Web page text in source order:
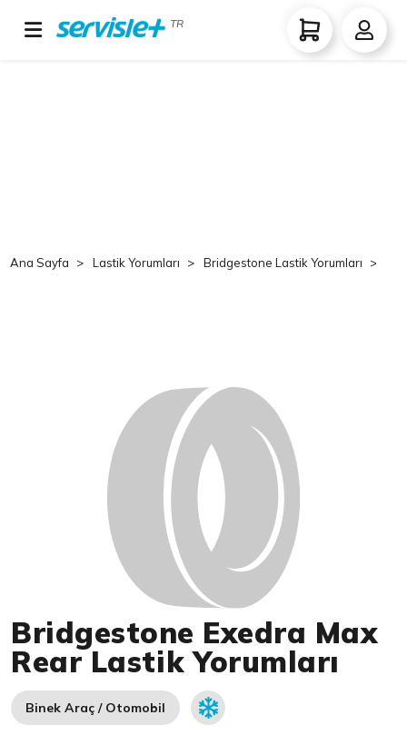
TR
Ana Sayfa Lastik Yorumları Bridgestone Lastik Yorumları
Bridgestone Exedra Max
Rear Lastik Yorumları
Binek Araç / Otomobil